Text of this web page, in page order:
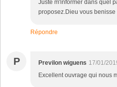
Juste m'informer dans quel
proposez.Dieu vous benisse
Répondre
P Previlon wiguens 17/01/
Excellent ouvrage qui nous